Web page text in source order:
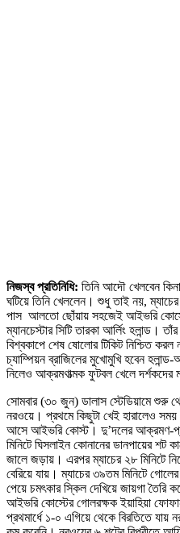
নিজস্ব প্রতিনিধি: তিনি আদৌ খেলবেন
ঘটিয়ে তিনি খেললেন। শুধু তাই নয়, ম্যাচের
পাস আলতো ছোঁয়ায় সহজেই আইভরি
ম্যানচেস্টার সিটি তারকা আর্লিং হলান্ড।
বিশ্বকাপে শেষ ষোলোর টিকিট নিশ্চিত
চ্যাম্পিয়ন ব্রাজিলের মুখোমুখি হবেন
নিলেও আক্রমণাত্মক ফুটবল খেলে দর্শকদের
সোমবার (৩০ জুন) ডালাস স্টেডিয়ামে শুরু
নরওয়ে। প্রথমে কিছুটা খেই হারালেও সময়
আসে আইভরি কোস্ট। দু’দলের আক্রমণ-
মিনিটে ঘিসলাইন কোনানের ডানপায়ের শট
জালে জড়ায়। এরপর ম্যাচের ২৮ মিনিটে
বেরিয়ে যায়। ম্যাচের ৩৯তম মিনিটে
পেয়ে চমৎকার স্কিল দেখিয়ে জায়গা
আইভরি কোস্টের গোলরক্ষক ইয়াহিয়া
প্রথমার্ধে ১-০ এগিয়ে থেকে বিরতিতে